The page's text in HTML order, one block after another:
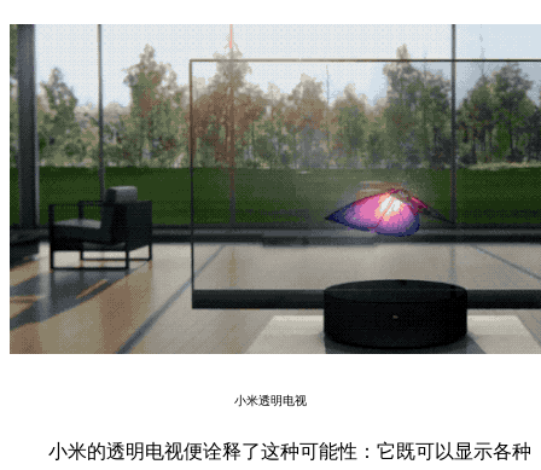
小米透明电视
小米的透明电视便诠释了这种可能性：它既可以显示各种